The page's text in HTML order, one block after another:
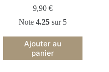
9,90€
Note4.25 sur 5
Ajouter au
panier